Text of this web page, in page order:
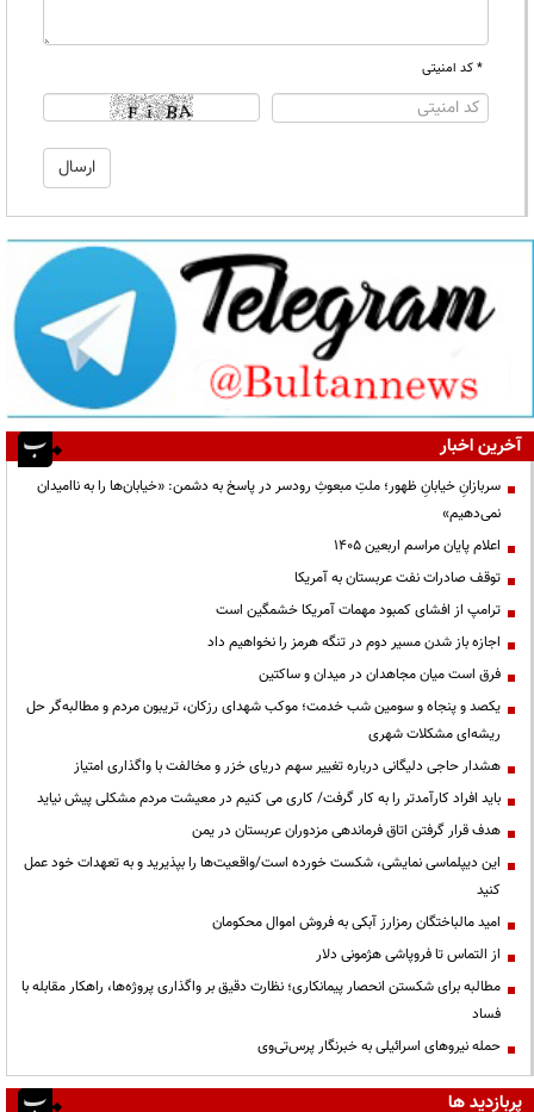
* کد امنیتی
آخرین اخبار
سربازانِ خیابانِ ظهور؛ ملتِ مبعوثِ رودسر در پاسخ به دشمن: «خیابان‌ها را به ناامیدان
نمی‌دهیم»
اعلام پایان مراسم اربعین ۱۴۰۵
توقف صادرات نفت عربستان به آمریکا
ترامپ از افشای کمبود مهمات آمریکا خشمگین است
اجازه باز شدن مسیر دوم در تنگه هرمز را نخواهیم داد
فرق است میان مجاهدان در میدان و ساکتین
یکصد و پنجاه و سومین شب خدمت؛ موکب شهدای رزکان، تریبون مردم و مطالبه‌گر حل
ریشه‌ای مشکلات شهری
هشدار حاجی دلیگانی درباره تغییر سهم دریای خزر و مخالفت با واگذاری امتیاز
باید افراد کارآمدتر را به کار گرفت/ کاری می کنیم در معیشت مردم مشکلی پیش نیاید
هدف قرار گرفتن اتاق‌ فرماندهی مزدوران عربستان در یمن
این دیپلماسی نمایشی، شکست خورده است/واقعیت‌ها را بپذیرید و به تعهدات خود عمل
کنید
امید مالباختگان رمزارز آبکی به فروش اموال محکومان
از التماس تا فروپاشی هژمونی دلار
مطالبه برای شکستن انحصار پیمانکاری؛ نظارت دقیق بر واگذاری پروژه‌ها، راهکار مقابله با
فساد
حمله نیروهای اسرائیلی به خبرنگار پرس‌تی‌وی
پربازدید ها